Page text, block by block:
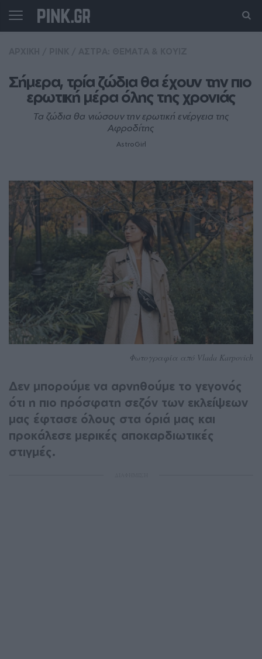
Σήμερα, τρία ζώδια θα έχουν την πιο
ερωτική μέρα όλης της χρονιάς
Τα ζώδια θα νιώσουν την ερωτική ενέργεια της
Αφροδίτης
AstroGirl
Φωτογραφία από Vlada Karpovich
Δεν μπορούμε να αρνηθούμε το γεγονός
ότι η πιο πρόσφατη σεζόν των εκλείψεων
μας έφτασε όλους στα όριά μας και
προκάλεσε μερικές αποκαρδιωτικές
στιγμές.